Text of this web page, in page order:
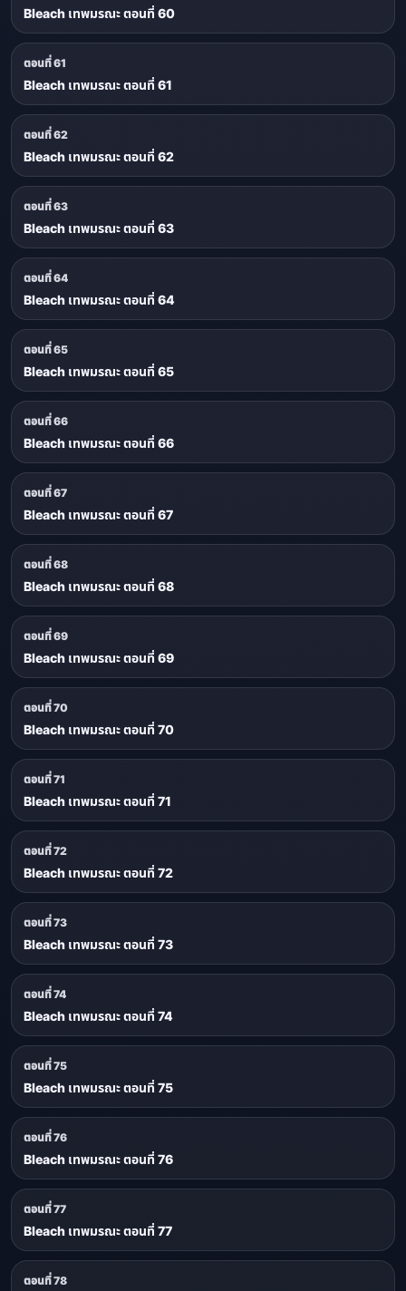
Bleach เทพมรณะ ตอนที่ 60
ตอนที่ 61
Bleach เทพมรณะ ตอนที่ 61
ตอนที่ 62
Bleach เทพมรณะ ตอนที่ 62
ตอนที่ 63
Bleach เทพมรณะ ตอนที่ 63
ตอนที่ 64
Bleach เทพมรณะ ตอนที่ 64
ตอนที่ 65
Bleach เทพมรณะ ตอนที่ 65
ตอนที่ 66
Bleach เทพมรณะ ตอนที่ 66
ตอนที่ 67
Bleach เทพมรณะ ตอนที่ 67
ตอนที่ 68
Bleach เทพมรณะ ตอนที่ 68
ตอนที่ 69
Bleach เทพมรณะ ตอนที่ 69
ตอนที่ 70
Bleach เทพมรณะ ตอนที่ 70
ตอนที่ 71
Bleach เทพมรณะ ตอนที่ 71
ตอนที่ 72
Bleach เทพมรณะ ตอนที่ 72
ตอนที่ 73
Bleach เทพมรณะ ตอนที่ 73
ตอนที่ 74
Bleach เทพมรณะ ตอนที่ 74
ตอนที่ 75
Bleach เทพมรณะ ตอนที่ 75
ตอนที่ 76
Bleach เทพมรณะ ตอนที่ 76
ตอนที่ 77
Bleach เทพมรณะ ตอนที่ 77
ตอนที่ 78